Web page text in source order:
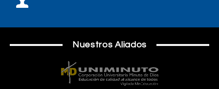
Nuestros Aliados